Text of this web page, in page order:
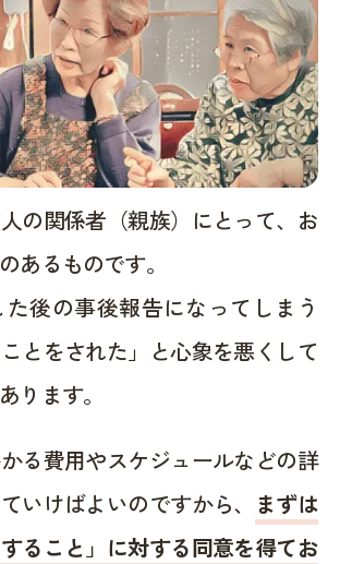
の関係者（親族）にとって、お
あるものです。
後の事後報告になってしまう
とをされた」と心象を悪くして
ります。
る費用やスケジュールなどの詳
いけばよいのですから、 まずは
すること」に対する同意を得てお